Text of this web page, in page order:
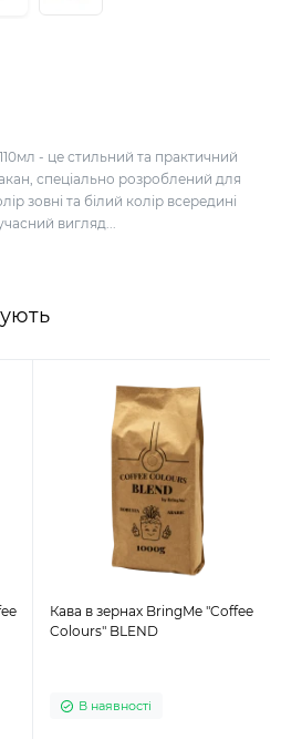
- це стильний та практичний
спеціально розроблений для
зовні та білий колір всередині
вигляд...
Кава в зернах BringMe "Coffee
Colours" BLEND
В наявності